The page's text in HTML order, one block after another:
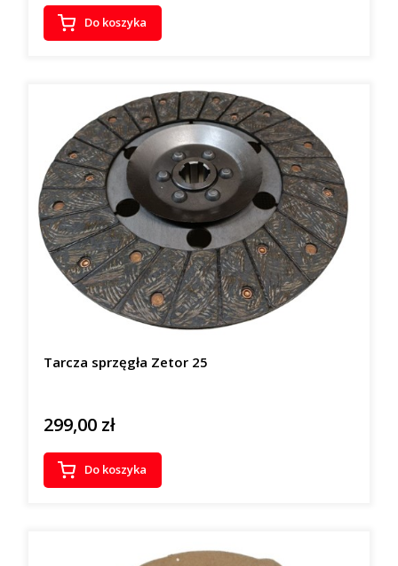
Do koszyka
Tarcza sprzęgła Zetor 25
Cena
299,00 zł
Do koszyka